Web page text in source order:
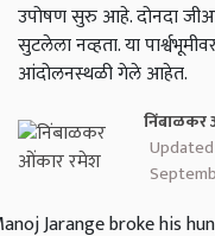
उपोषण सुरु आहे. दोनदा
सुटलेला नव्हता. या
आंदोलनस्थळी गेले आहेत.